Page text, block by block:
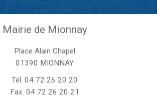
Mairie de Mionnay
Place Alain Chapel
01390 MIONNAY
Tél. 04 72 26 20 20
Fax. 04 72 26 20 21